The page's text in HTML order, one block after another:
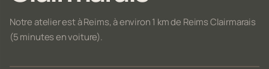
Notre atelier est à Reims, à environ 1 km de Reims Clairmarais
(5 minutes en voiture).